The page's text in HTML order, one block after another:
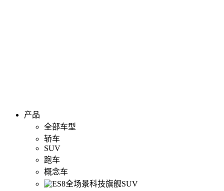
产品
全部车型
轿车
SUV
跑车
概念车
全场景科技旗舰SUV